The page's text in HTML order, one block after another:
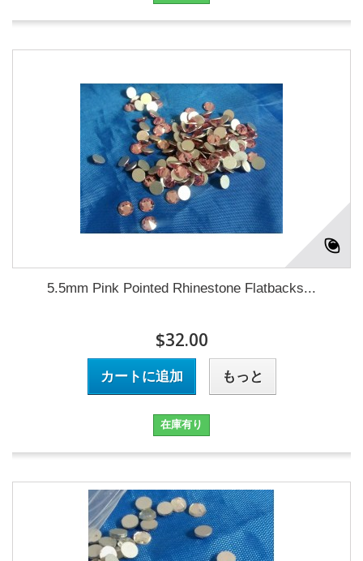
5.5mm Pink Pointed Rhinestone Flatbacks...
$32.00
カートに追加 もっと
在庫有り